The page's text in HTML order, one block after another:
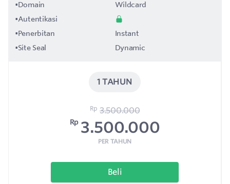
•Domain
Wildcard
•Autentikasi
•Penerbitan
Instant
•Site Seal Dynamic
1 TAHUN
Rp 3.500.000
Rp 3.500.000
PER TAHUN
Beli